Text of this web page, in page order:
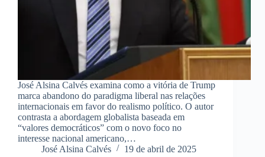
José Alsina Calvés examina como a vitória de Trump
marca abandono do paradigma liberal nas relações
internacionais em favor do realismo político. O autor
contrasta a abordagem globalista baseada em
“valores democráticos” com o novo foco no
interesse nacional americano,…
José Alsina Calvés
19 de abril de 2025